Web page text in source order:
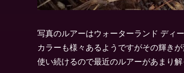
写真のルアーはウォーターランド ディ
カラーも様々あるようですがその輝き
使い続けるので最近のルアーがあまり